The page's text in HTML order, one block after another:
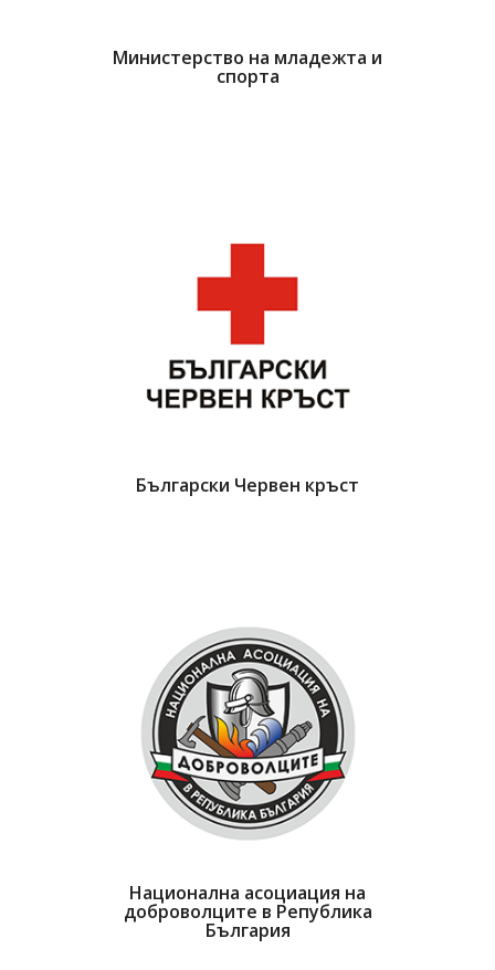
Министерство на младежта и
спорта
Български Червен кръст
Национална асоциация на
доброволците в Република
България